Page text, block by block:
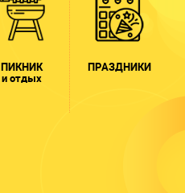
ПИКНИК
и отдых
ПРАЗДНИКИ